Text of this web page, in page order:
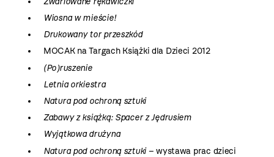
Wiosna w mieście!
Drukowany tor przeszkód
MOCAK na Targach Książki dla Dzieci 2012
(Po)ruszenie
Letnia orkiestra
Natura pod ochroną sztuki
Zabawy z książką: Spacer z Jędrusiem
Wyjątkowa drużyna
Natura pod ochroną sztuki– wystawa prac dzieci